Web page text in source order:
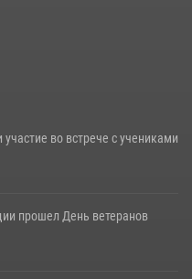
правопорядок при
во встрече с учениками
прошел День ветеранов